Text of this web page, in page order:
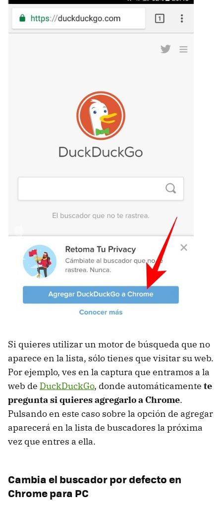
Si quieres utilizar un motor de búsqueda que no
aparece en la lista, sólo tienes que visitar su web.
Por ejemplo, ves en la captura que entramos a la
web de DuckDuckGo, donde automáticamente te
pregunta si quieres agregarlo a Chrome.
Pulsando en este caso sobre la opción de agregar
aparecerá en la lista de buscadores la próxima
vez que entres a ella.
Cambia el buscador por defecto en
Chrome para PC